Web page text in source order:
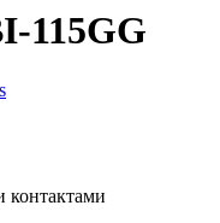
115GG
контактами